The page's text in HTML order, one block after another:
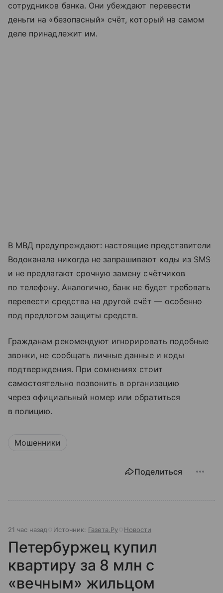
сотрудников банка. Они убеждают перевести
деньги на «безопасный» счёт, который на самом
деле принадлежит им.
В МВД предупреждают: настоящие представители
Водоканала никогда не запрашивают коды из SMS
и не предлагают срочную замену счётчиков
по телефону. Аналогично, банк не будет требовать
перевести средства на другой счёт — особенно
под предлогом защиты средств.
Гражданам рекомендуют игнорировать подобные
звонки, не сообщать личные данные и коды
подтверждения. При сомнениях стоит
самостоятельно позвонить в организацию
через официальный номер или обратиться
в полицию.
Мошенники
Поделиться
21 час назад Источник: Газета.Ру Новости
Петербуржец купил
квартиру за 8 млн с
«вечным» жильцом